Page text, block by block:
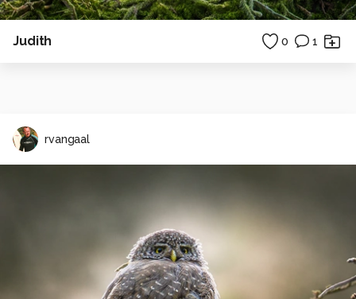
Judith 0 1
rvangaal